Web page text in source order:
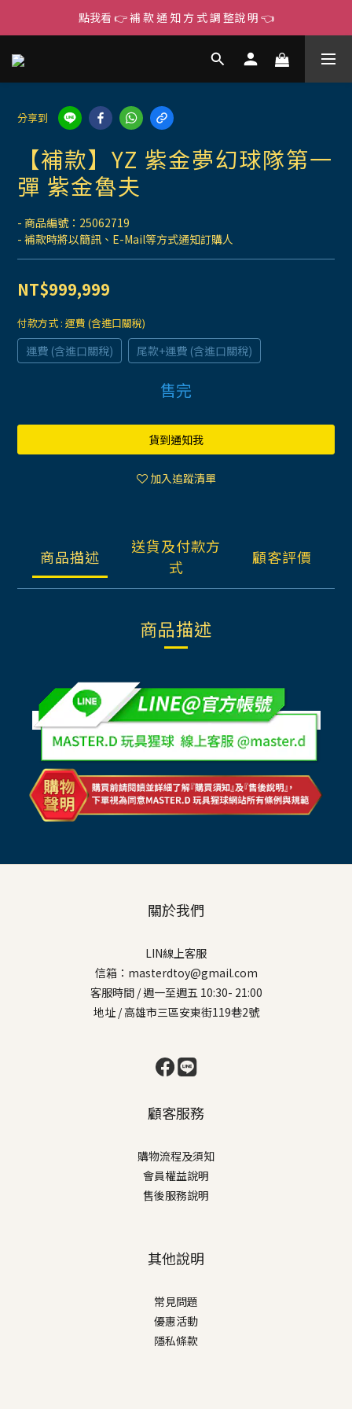
點我看 👉 補 款 通 知 方 式 調 整說 明 👈
分享到
【補款】YZ 紫金夢幻球隊第一
彈 紫金魯夫
- 商品編號：25062719
- 補款時將以簡訊、E-Mail等方式通知訂購人
NT$999,999
付款方式 : 運費 (含進口關稅)
運費 (含進口關稅) 尾款+運費 (含進口關稅)
售完
貨到通知我
加入追蹤清單
商品描述
送貨及付款方
式
顧客評價
商品描述
關於我們
LIN線上客服
信箱：masterdtoy@gmail.com
客服時間 / 週一至週五 10:30- 21:00
地址 / 高雄市三區安東街119巷2號
顧客服務
購物流程及須知
會員權益說明
售後服務說明
其他說明
常見問題
優惠活動
隱私條款